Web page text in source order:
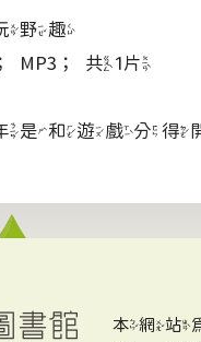
野趣
；共1片
是和遊戲分得
本網站